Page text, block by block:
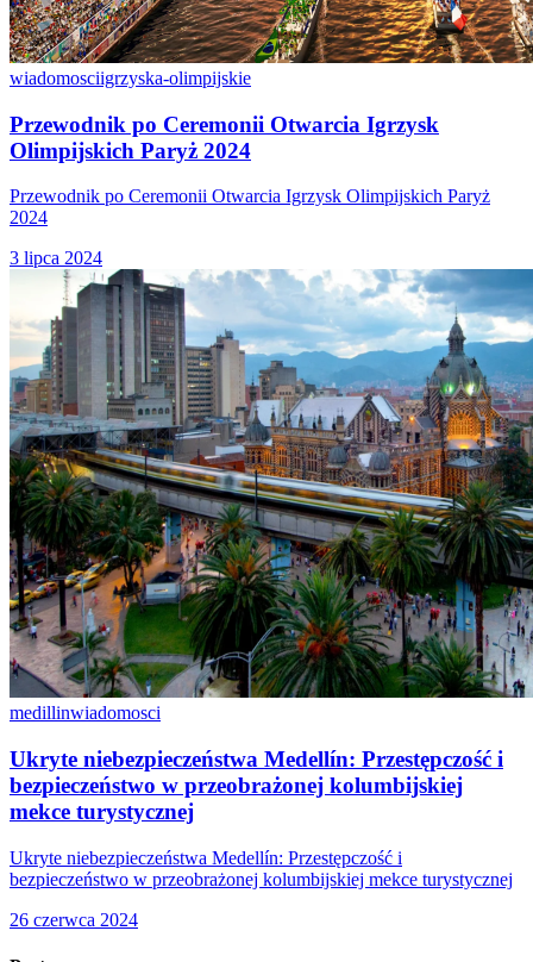
wiadomosciigrzyska-olimpijskie
Przewodnik po Ceremonii Otwarcia Igrzysk
Olimpijskich Paryż 2024
Przewodnik po Ceremonii Otwarcia Igrzysk Olimpijskich Paryż
2024
3 lipca 2024
medillinwiadomosci
Ukryte niebezpieczeństwa Medellín: Przestępczość i
bezpieczeństwo w przeobrażonej kolumbijskiej
mekce turystycznej
Ukryte niebezpieczeństwa Medellín: Przestępczość i
bezpieczeństwo w przeobrażonej kolumbijskiej mekce turystycznej
26 czerwca 2024